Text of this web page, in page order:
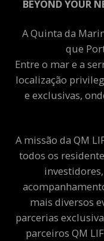
BEYOND YOUR
A Quinta da
que
Entre o mar e a
localização
e exclusivas,
A missão da QM
todos os
mais diversos
parcerias
parceiros QM